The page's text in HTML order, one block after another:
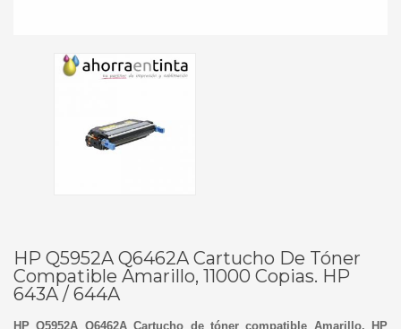
HP Q5952A Q6462A Cartucho De Tóner
Compatible Amarillo, 11000 Copias. HP
643A / 644A
HP Q5952A Q6462A Cartucho de tóner compatible Amarillo. HP